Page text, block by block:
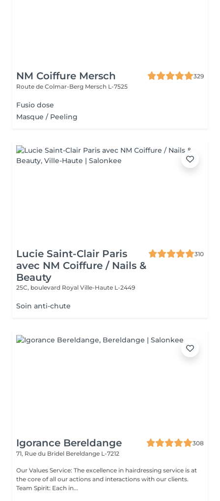
NM Coiffure Mersch
329
Route de Colmar-Berg Mersch L-7525
Fusio dose
Masque / Peeling
Lucie Saint-Clair Paris
avec NM Coiffure / Nails &
Beauty
310
25C, boulevard Royal Ville-Haute L-2449
Soin anti-chute
Igorance Bereldange
308
71, Rue du Bridel Bereldange L-7212
Our Values Service: The excellence in hairdressing service is at
the core of all our actions and interactions with our clients.
Team Spirit: Each in...